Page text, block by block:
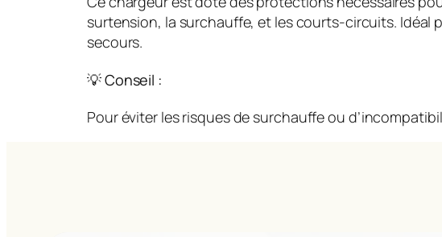
surtension, la surchauffe, et les courts-circuits. Idéal
secours.
💡 Conseil :
Pour éviter les risques de surchauffe ou